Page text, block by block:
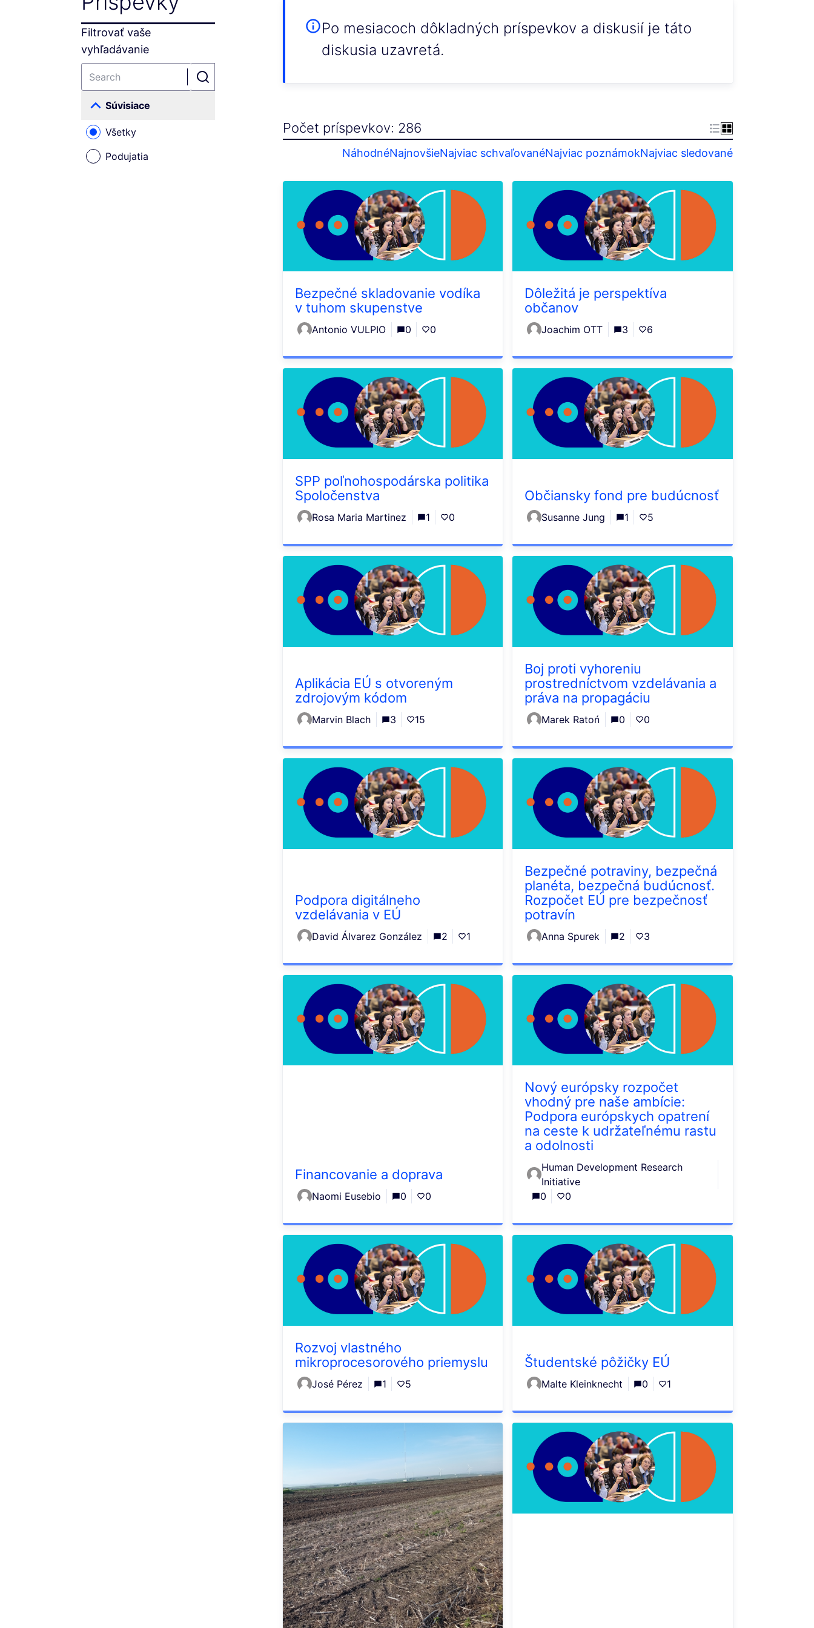
Filtrovať vaše
vyhľadávanie
Súvisiace
Všetky
Podujatia
Po mesiacoch dôkladných príspevkov a diskusií je táto
diskusia uzavretá.
Počet príspevkov: 286
NáhodnéNajnovšieNajviac schvaľovanéNajviac poznámokNajviac sledované
Bezpečné skladovanie vodíka
v tuhom skupenstve
Antonio VULPIO 0 0
Dôležitá je perspektíva
občanov
Joachim OTT 3 6
SPP poľnohospodárska politika
Spoločenstva
Rosa Maria Martinez 1 0
Občiansky fond pre budúcnosť
Susanne Jung 1 5
Aplikácia EÚ s otvoreným
zdrojovým kódom
Marvin Blach 3 15
Boj proti vyhoreniu
prostredníctvom vzdelávania a
práva na propagáciu
Marek Ratoń 0 0
Podpora digitálneho
vzdelávania v EÚ
David Álvarez González 2 1
Bezpečné potraviny, bezpečná
planéta, bezpečná budúcnosť.
Rozpočet EÚ pre bezpečnosť
potravín
Anna Spurek 2 3
Financovanie a doprava
Naomi Eusebio 0 0
Nový európsky rozpočet
vhodný pre naše ambície:
Podpora európskych opatrení
na ceste k udržateľnému rastu
a odolnosti
Human Development Research
Initiative
0
0
Rozvoj vlastného
mikroprocesorového priemyslu
José Pérez 1 5
Študentské pôžičky EÚ
Malte Kleinknecht 0 1